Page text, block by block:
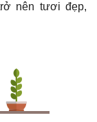
nên tươi đẹp,